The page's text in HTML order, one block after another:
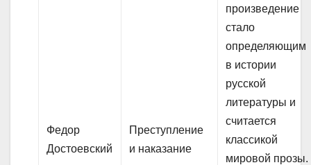
Федор
Достоевский
Преступление
и наказание
произведение
стало
определяющим
в истории
русской
литературы и
считается
классикой
мировой прозы.